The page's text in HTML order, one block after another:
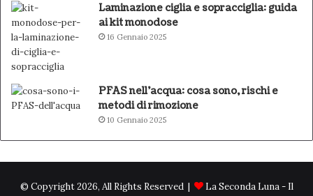
Laminazione ciglia e sopracciglia: guida
ai kit monodose
16 Gennaio 2025
PFAS nell’acqua: cosa sono, rischi e
metodi di rimozione
10 Gennaio 2025
© Copyright 2026, All Rights Reserved | La Seconda Luna - Il